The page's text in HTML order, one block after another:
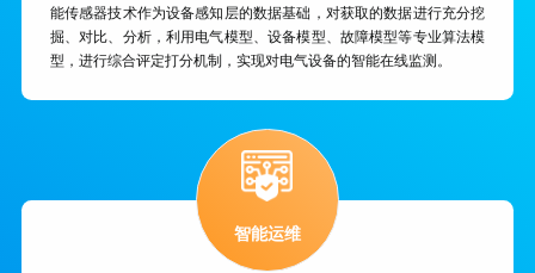
能传感器技术作为设备感知层的数据基础，对获取的数据进行充分挖
掘、对比、分析，利用电气模型、设备模型、故障模型等专业算法模
型，进行综合评定打分机制，实现对电气设备的智能在线监测。
智能运维